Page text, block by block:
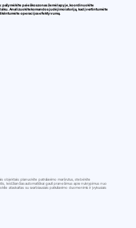
paieškos zonas žemėlapyje, koordinuokite
Analizuokite komandos judėjimo istoriją, kad įvertintumėte
operacijos efektyvumą.
objektais: planuokite patruliavimo maršrutus, stebėkite
leidžiančias automatiškai gauti pranešimus apie nukrypimus nuo
ataskaitas su svarbiausiais patruliavimo duomenimis ir įvykusiais